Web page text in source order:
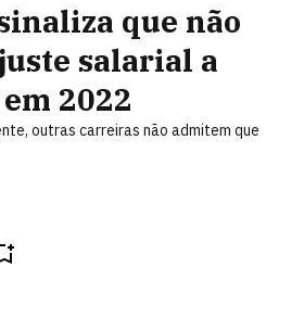
que não
salarial a
2022
outras carreiras não admitem que